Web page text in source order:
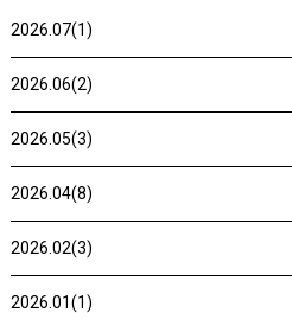
2026.07(1)
2026.06(2)
2026.05(3)
2026.04(8)
2026.02(3)
2026.01(1)